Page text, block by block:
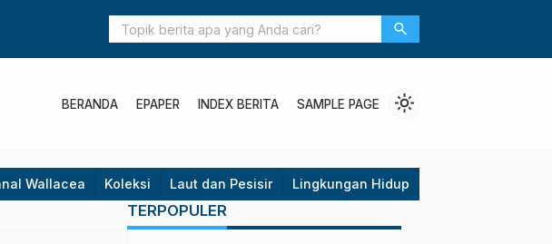
Dulu Tebang, Sekarang Tanam search
BERANDA EPAPER INDEX BERITA SAMPLE PAGE light_mode
Wallacea Koleksi Laut dan Pesisir Lingkungan Hidup
TERPOPULER